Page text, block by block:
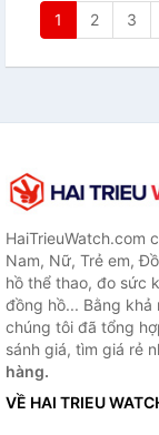
1 2 3
HaiTrieuWatch.com
Nam, Nữ, Trẻ em,
hồ thể thao, đo sức
đồng hồ... Bằng
chúng tôi đã tổng
sánh giá, tìm giá rẻ
hàng.
VỀ HAI TRIEU